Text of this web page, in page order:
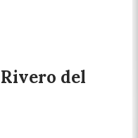
del